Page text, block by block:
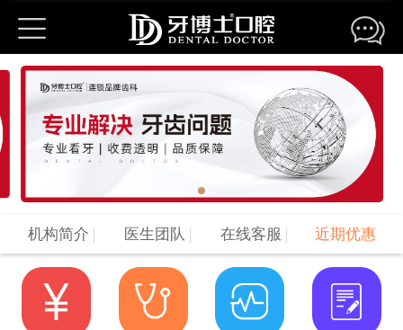
牙博士口腔连锁机构
������������
���ݹ��ջ��� ���ݹ�ǰ���� �������л���
������ǻ��� �⽭������� �⽭ʢ�����
��ɽ�������� ��ɽ�Ǳ����� ��ɽ��ӥ����
��ɽ�������� ������� �����ٴ�����
�����Ϻ����� ����������Ժ������̩����
�����³ǻ��� ������� �������
机构简介 | 医生团队 | 在线客服 | 近期优惠